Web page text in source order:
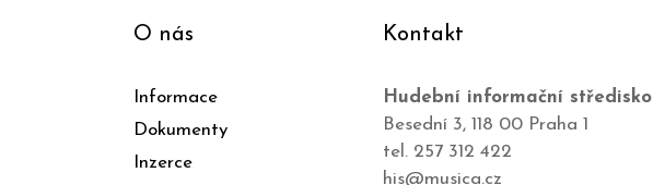
O nás
Informace
Dokumenty
Inzerce
Kontakt
Hudební informační středisko
Besední 3, 118 00 Praha 1
tel. 257 312 422
his@musica.cz